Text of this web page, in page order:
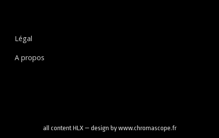
Légal
A propos
all content HLX — design by www.chromascope.fr